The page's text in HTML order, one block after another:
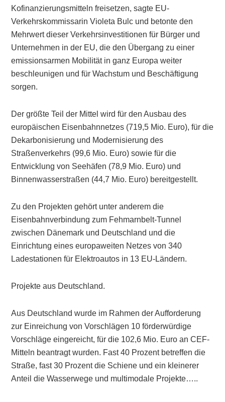
Kofinanzierungsmitteln freisetzen, sagte EU-
Verkehrskommissarin Violeta Bulc und betonte den
Mehrwert dieser Verkehrsinvestitionen für Bürger und
Unternehmen in der EU, die den Übergang zu einer
emissionsarmen Mobilität in ganz Europa weiter
beschleunigen und für Wachstum und Beschäftigung
sorgen.
Der größte Teil der Mittel wird für den Ausbau des
europäischen Eisenbahnnetzes (719,5 Mio. Euro), für die
Dekarbonisierung und Modernisierung des
Straßenverkehrs (99,6 Mio. Euro) sowie für die
Entwicklung von Seehäfen (78,9 Mio. Euro) und
Binnenwasserstraßen (44,7 Mio. Euro) bereitgestellt.
Zu den Projekten gehört unter anderem die
Eisenbahnverbindung zum Fehmarnbelt-Tunnel
zwischen Dänemark und Deutschland und die
Einrichtung eines europaweiten Netzes von 340
Ladestationen für Elektroautos in 13 EU-Ländern.
Projekte aus Deutschland.
Aus Deutschland wurde im Rahmen der Aufforderung
zur Einreichung von Vorschlägen 10 förderwürdige
Vorschläge eingereicht, für die 102,6 Mio. Euro an CEF-
Mitteln beantragt wurden. Fast 40 Prozent betreffen die
Straße, fast 30 Prozent die Schiene und ein kleinerer
Anteil die Wasserwege und multimodale Projekte…..